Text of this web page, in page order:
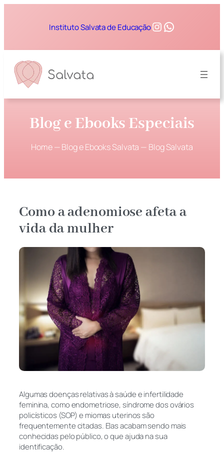
Instituto Salvata de EducaçãoInstagram
WhatsApp
Blog e Ebooks Especiais
Home—Blog e Ebooks Salvata — Blog Salvata
Como a adenomiose afeta a
vida da mulher
Algumas doenças relativas à saúde e infertilidade
feminina, como endometriose, síndrome dos ovários
policísticos (SOP) e miomas uterinos são
frequentemente citadas. Elas acabam sendo mais
conhecidas pelo público, o que ajuda na sua
identificação.